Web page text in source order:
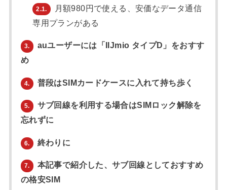
2.1.
月額980円で使える、安価なデータ通信
専用プランがある
3.
auユーザーには「IIJmio タイプD」をおすす
め
4. 普段はSIMカードケースに入れて持ち歩く
5.
サブ回線を利用する場合はSIMロック解除を
忘れずに
6. 終わりに
7.
本記事で紹介した、サブ回線としておすすめ
の格安SIM